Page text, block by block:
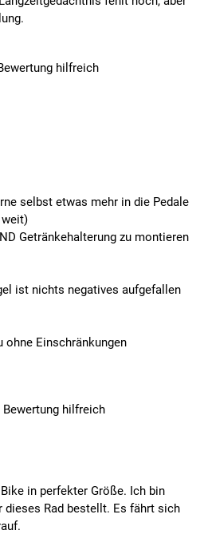
hilfreich
selbst etwas mehr in die Pedale
Getränkehalterung zu montieren
ist nichts negatives aufgefallen
ohne Einschränkungen
Bewertung hilfreich
in perfekter Größe. Ich bin
dieses Rad bestellt. Es fährt sich